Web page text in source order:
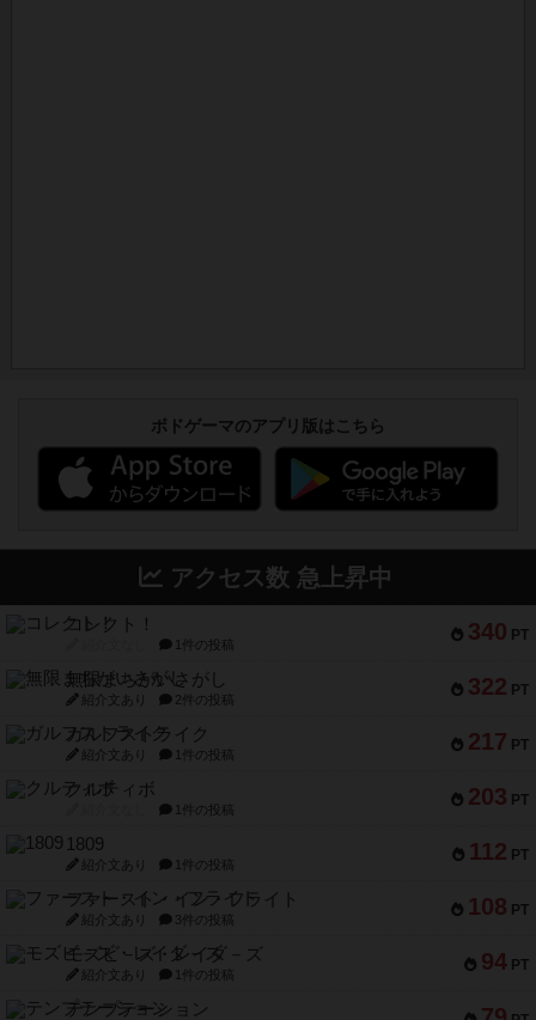
ボドゲーマのアプリ版はこちら
アクセス数 急上昇中
340 PT
コレクト！
1件の投稿
322 PT
無限まちがいさがし
紹介文あり 2件の投稿
217 PT
ガルフストライク
紹介文あり 1件の投稿
203 PT
クルティボ
1件の投稿
112 PT
1809
紹介文あり 1件の投稿
108 PT
ファースト・イン・フライト
紹介文あり 3件の投稿
94 PT
モズビ－ズ・レイダ－ズ
紹介文あり 1件の投稿
テンプテーション